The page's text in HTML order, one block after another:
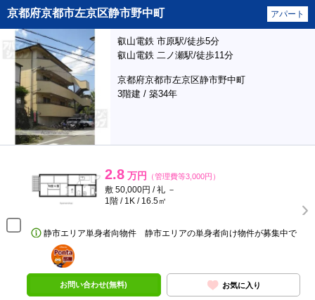
京都府京都市左京区静市野中町 アパート
叡山電鉄 市原駅/徒歩5分
叡山電鉄 二ノ瀬駅/徒歩11分
京都府京都市左京区静市野中町
3階建 / 築34年
2.8 万円 （管理費等3,000円）
敷 50,000円 / 礼 －
1階 / 1K / 16.5㎡
静市エリア単身者向物件 静市エリアの単身者向け物件が募集中で
ポンタ
部屋
お問い合わせ(無料) お気に入り